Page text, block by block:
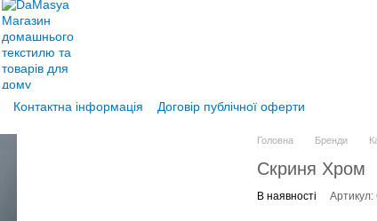
Контактна інформація Договір публічної оферти
Головна Бренди
Скриня Хром
В наявності Артикул: